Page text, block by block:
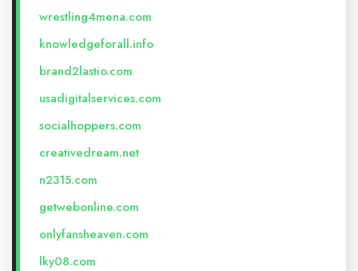
wrestling4mena.com
knowledgeforall.info
brand2lastio.com
usadigitalservices.com
socialhoppers.com
creativedream.net
n2315.com
getwebonline.com
onlyfansheaven.com
lky08.com